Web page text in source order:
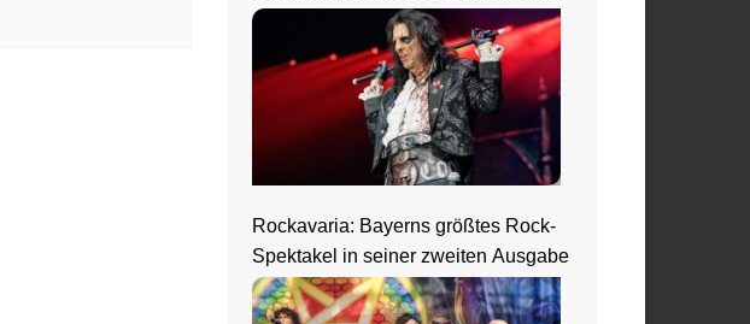
Show
Rockavaria: Bayerns größtes Rock-
Spektakel in seiner zweiten Ausgabe